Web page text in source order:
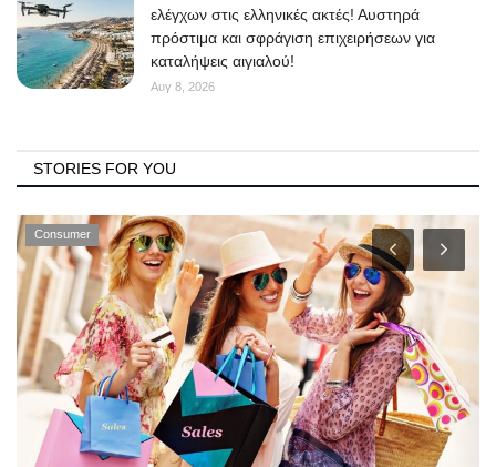
ελέγχων στις ελληνικές ακτές! Αυστηρά
πρόστιμα και σφράγιση επιχειρήσεων για
καταλήψεις αιγιαλού!
Αυγ 8, 2026
STORIES FOR YOU
Consumer